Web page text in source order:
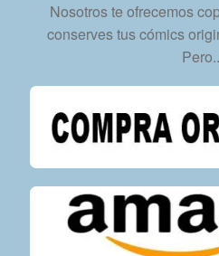
Formato
Descarga
Inmediata
cantidad
Nosotros te ofrecemos
conserves tus cómics